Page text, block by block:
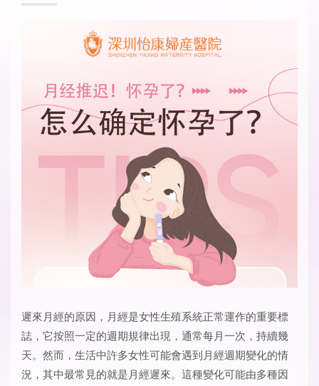
遲來月經的原因 ，月經是女性生殖系統正常運作的重要標
誌，它按照一定的週期規律出現，通常每月一次，持續幾
天。然而，生活中許多女性可能會遇到月經週期變化的情
況，其中最常見的就是月經遲來。這種變化可能由多種因